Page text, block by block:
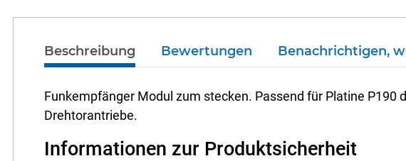
Beschreibung Bewertungen Benachrichtigen,
Funkempfänger Modul zum stecken. Passend für Platine P190
Drehtorantriebe.
Informationen zur Produktsicherheit